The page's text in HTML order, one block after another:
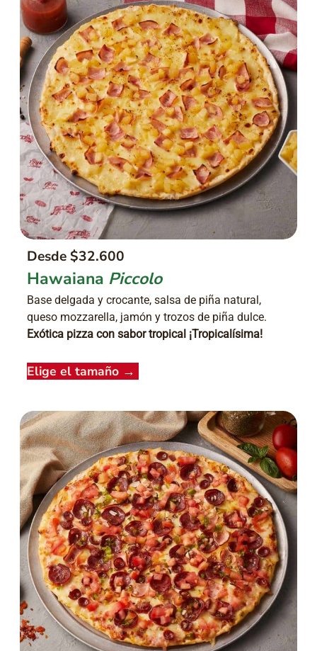
Desde $32.600
Hawaiana Piccolo
Base delgada y crocante, salsa de piña natural,
queso mozzarella, jamón y trozos de piña dulce.
Exótica pizza con sabor tropical ¡Tropicalísima!
Elige el tamaño →